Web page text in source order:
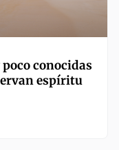
conocidas
espíritu